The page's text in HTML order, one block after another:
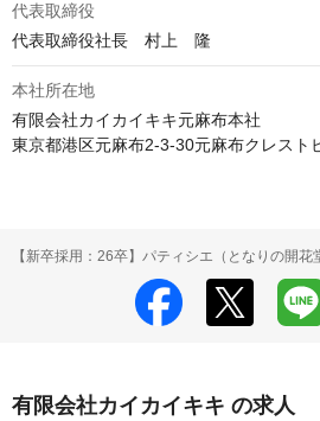
代表取締役
代表取締役社長　村上　隆
本社所在地
有限会社カイカイキキ元麻布本社
東京都港区元麻布2-3-30元麻布クレスト
【新卒採用：26卒】パティシエ（となりの開花
有限会社カイカイキキ の求人